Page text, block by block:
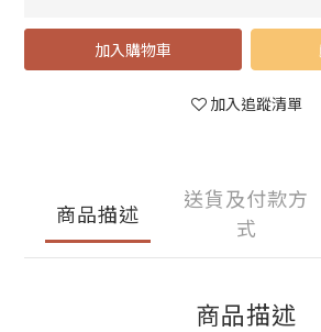
加入購物車
加入追蹤清單
商品描述
送貨及付款方
式
商品描述